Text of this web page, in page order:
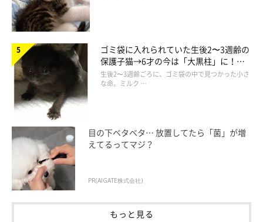
@felissimonekobu
ド、ブラジル、コロンビア、モカの4種類。それぞれ絵柄の異な
ゴミ袋に入れられていた生後2〜3週齢の
保護子猫→6才の今は「大黒柱」に！
美しい黒猫に成長した姿にグッとくる
生後2〜3週齢ごろに、ゴミ袋の中で見つかった小さ
な命。ミルク …
目の下ベタベタ… 放置してたら「菌」が増
えてるってマジ？
PR(AIGATE株式会社)
もっと見る